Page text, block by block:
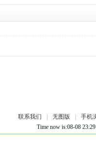
联系我们 无图版 手机
Time now is:08-08